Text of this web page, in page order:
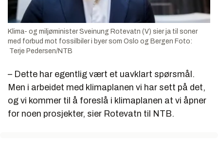
Klima- og miljøminister Sveinung Rotevatn (V) sier ja til soner
med forbud mot fossilbiler i byer som Oslo og Bergen Foto:
Terje Pedersen/NTB
– Dette har egentlig vært et uavklart spørsmål.
Men i arbeidet med klimaplanen vi har sett på det,
og vi kommer til å foreslå i klimaplanen at vi åpner
for noen prosjekter, sier Rotevatn til NTB.